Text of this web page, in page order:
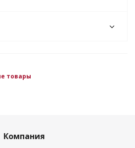
товары
Компания